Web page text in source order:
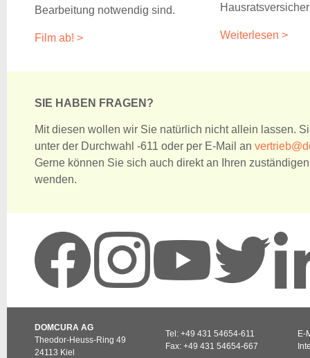
Bearbeitung notwendig sind.
Film ab! > Weiterlesen >
SIE HABEN FRAGEN?
Mit diesen wollen wir Sie natürlich nicht allein lassen.
unter der Durchwahl -611 oder per E-Mail an
Gerne können Sie sich auch direkt an Ihren
wenden.
DOMCURA AG
Theodor-Heuss-Ring 49
24113 Kiel
Tel: +49 431 54654-611
Fax: +49 431 54654-667
E-